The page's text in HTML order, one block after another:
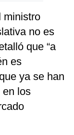
ministro
no es
que “a
es
ya se han
en los